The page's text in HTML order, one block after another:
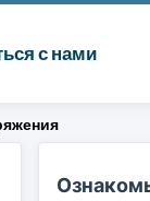
с нами